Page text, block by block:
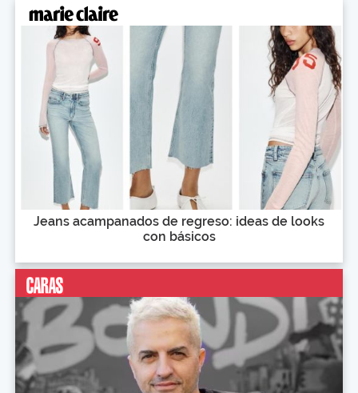
Jeans acampanados de regreso: ideas de looks
con básicos